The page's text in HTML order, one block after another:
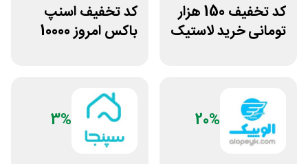
کد تخفیف 150 هزار
تومانی خرید لاستیک
کد تخفیف اسنپ
باکس امروز 10000
20%
3%